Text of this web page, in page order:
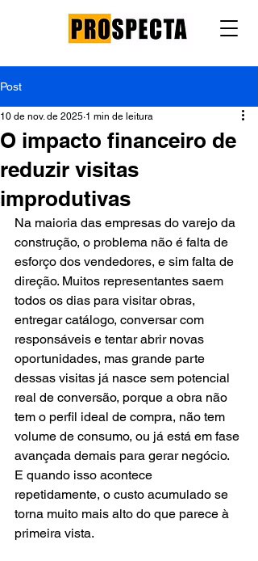
Post
O impacto financeiro de
reduzir visitas
improdutivas
10 de nov. de 2025 1 min de leitura
Na maioria das empresas do varejo da
construção, o problema não é falta de
esforço dos vendedores, e sim falta de
direção. Muitos representantes saem
todos os dias para visitar obras,
entregar catálogo, conversar com
responsáveis e tentar abrir novas
oportunidades, mas grande parte
dessas visitas já nasce sem potencial
real de conversão, porque a obra não
tem o perfil ideal de compra, não tem
volume de consumo, ou já está em fase
avançada demais para gerar negócio.
E quando isso acontece
repetidamente, o custo acumulado se
torna muito mais alto do que parece à
primeira vista.